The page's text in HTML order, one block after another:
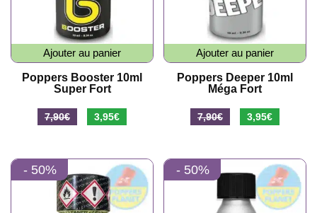
Ajouter au panier
Poppers Booster 10ml
Super Fort
7,90€
Le
était :
7,90€.
3,95€
est :
3,95€.
Ajouter au panier
Poppers Deeper 10ml
Méga Fort
7,90€
Le
était :
7,90€.
3,95€
est :
3,95€.
- 50% - 50%